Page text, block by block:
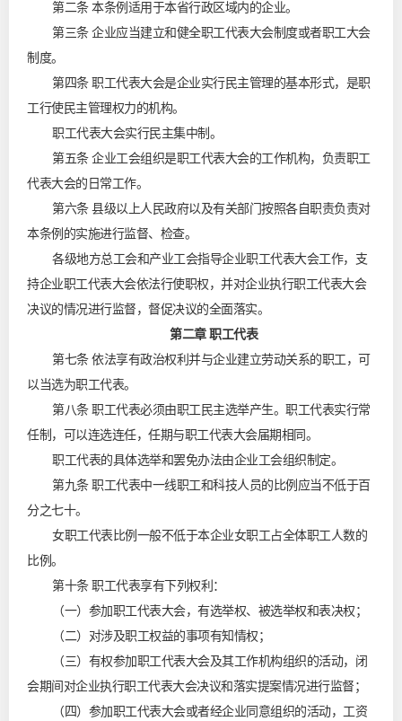
第二条 本条例适用于本省行政区域内的企业。
第三条 企业应当建立和健全职工代表大会制度或者职工大会
制度。
第四条 职工代表大会是企业实行民主管理的基本形式，是职
工行使民主管理权力的机构。
职工代表大会实行民主集中制。
第五条 企业工会组织是职工代表大会的工作机构，负责职工
代表大会的日常工作。
第六条 县级以上人民政府以及有关部门按照各自职责负责对
本条例的实施进行监督、检查。
各级地方总工会和产业工会指导企业职工代表大会工作，支
持企业职工代表大会依法行使职权，并对企业执行职工代表大会
决议的情况进行监督，督促决议的全面落实。
第二章 职工代表
第七条 依法享有政治权利并与企业建立劳动关系的职工，可
以当选为职工代表。
第八条 职工代表必须由职工民主选举产生。职工代表实行常
任制，可以连选连任，任期与职工代表大会届期相同。
职工代表的具体选举和罢免办法由企业工会组织制定。
第九条 职工代表中一线职工和科技人员的比例应当不低于百
分之七十。
女职工代表比例一般不低于本企业女职工占全体职工人数的
比例。
第十条 职工代表享有下列权利：
（一）参加职工代表大会，有选举权、被选举权和表决权；
（二）对涉及职工权益的事项有知情权；
（三）有权参加职工代表大会及其工作机构组织的活动，闭
会期间对企业执行职工代表大会决议和落实提案情况进行监督；
（四）参加职工代表大会或者经企业同意组织的活动，工资